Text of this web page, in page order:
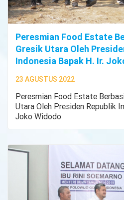
Peresmian Food Estate
Gresik Utara Oleh
Indonesia Bapak H. Ir.
23 AGUSTUS 2022
Peresmian Food Estate
Utara Oleh Presiden Republik
Joko Widodo